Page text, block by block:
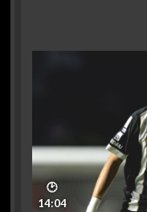
🕑
14:04